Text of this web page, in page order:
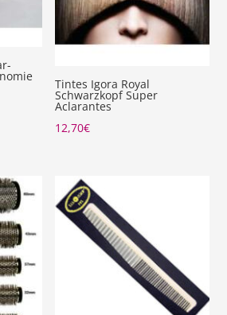
Tintes Igora Royal
Schwarzkopf Super
Aclarantes
12,70€